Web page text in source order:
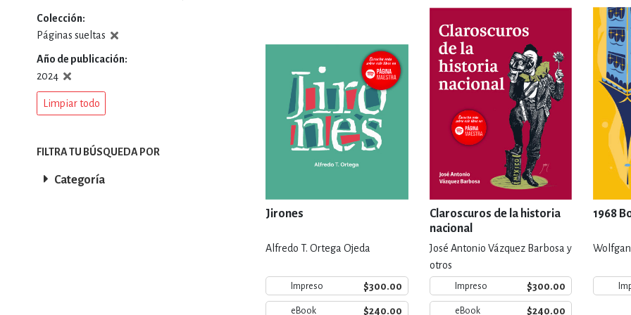
DEPORTES Y ACTIVIDADES DE OCIO AL AIRE
ECONOMÍA, FINANZAS, EMPRESA Y
ESTILOS DE VIDA, AFICIONES Y OCIO
FILOSOFÍA Y RELIGIÓN HISTORIA Y
INFANTILES, JUVENILES Y DIDÁCTICOS
Jirones
Alfredo T. Ortega Ojeda
Impreso $300.00
eBook $240.00
Claroscuros de la historia
nacional
José Antonio Vázquez Barbosa y
otros
Impreso $300.00
eBook $240.00
1968
Colección
Páginas sueltas
Año de publicación
2024
Limpiar todo
FILTRA TU BÚSQUEDA POR
Categoría